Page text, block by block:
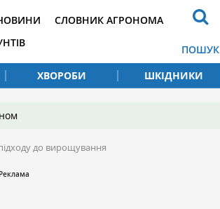
СЛОВНИК АГРОНОМА
ПОШУК
ХВОРОБИ ШКІДНИКИ
до вирощування